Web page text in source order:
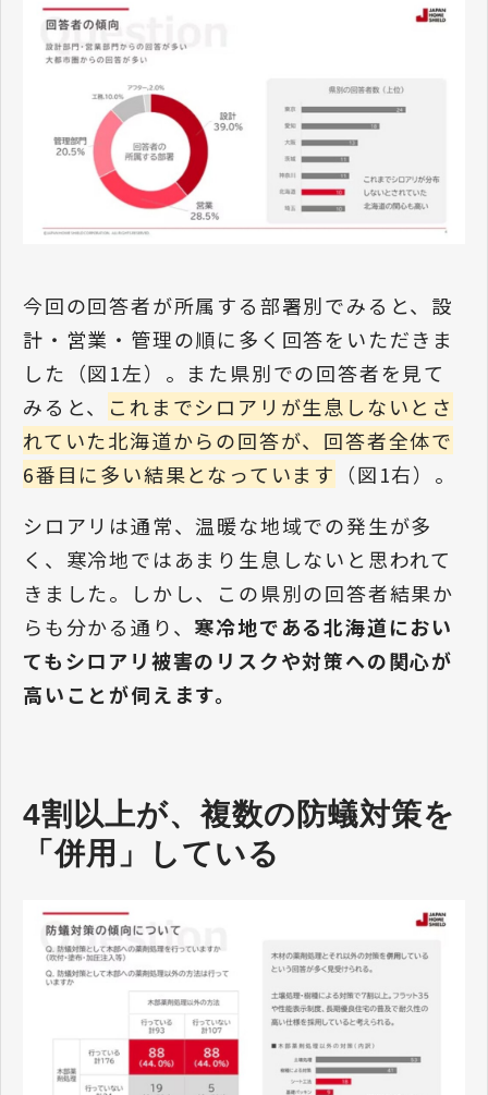
今回の回答者が所属する部署別でみると、設
計・営業・管理の順に多く回答をいただきま
した（図1左）。また県別での回答者を見て
みると、
これまでシロアリが生息しないとさ
れていた北海道からの回答が、回答者全体で
6番目に多い結果となっています （図1右）。
シロアリは通常、温暖な地域での発生が多
く、寒冷地ではあまり生息しないと思われて
きました。しかし、この県別の回答者結果か
らも分かる通り、 寒冷地である北海道におい
てもシロアリ被害のリスクや対策への関心が
高いことが伺えます。
4割以上が、複数の防蟻対策を
「併用」している